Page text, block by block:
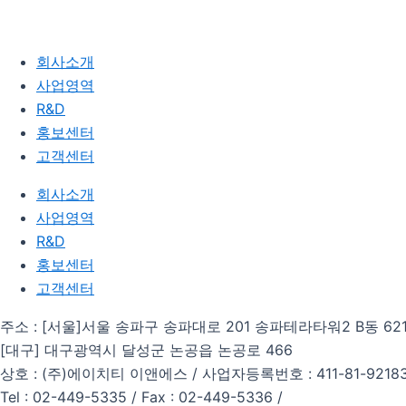
회사소개
사업영역
R&D
홍보센터
고객센터
회사소개
사업영역
R&D
홍보센터
고객센터
주소 : [서울]서울 송파구 송파대로 201 송파테라타워2 B동
[대구] 대구광역시 달성군 논공읍 논공로 466
상호 : (주)에이치티 이앤에스 / 사업자등록번호 : 411-81-
Tel : 02-449-5335 / Fax : 02-449-5336 /